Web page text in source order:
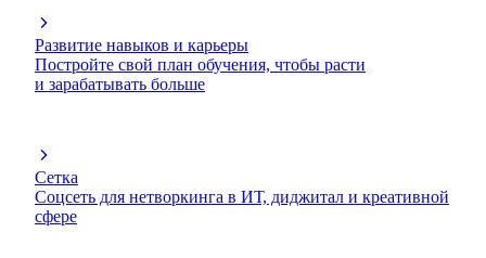
Развитие навыков и карьеры
Постройте свой план обучения, чтобы расти
и зарабатывать больше
Сетка
Соцсеть для нетворкинга в ИТ, диджитал и креативной
сфере